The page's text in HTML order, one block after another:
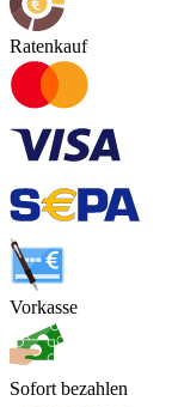
Ratenkauf
Vorkasse
Sofort bezahlen